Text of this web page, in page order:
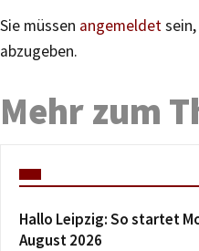
Sie müssen angemeldet
abzugeben.
Mehr zum
Hallo Leipzig: So startet
August 2026